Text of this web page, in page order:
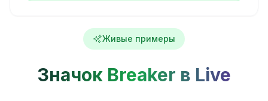
Живые примеры
Значок Breaker в Live